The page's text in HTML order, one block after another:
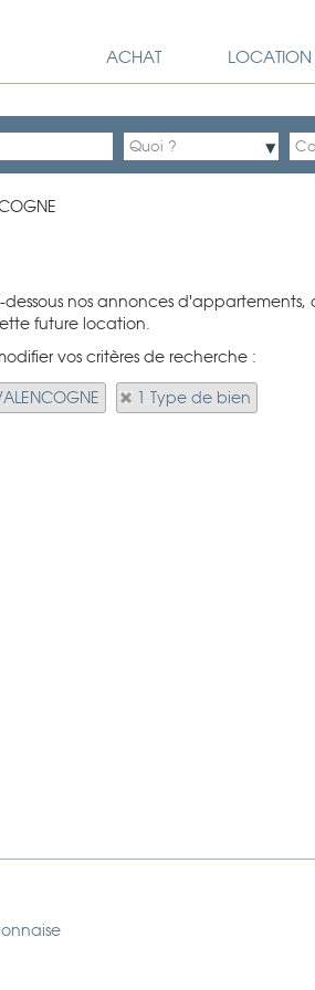
ACHAT LOCATION
nos annonces
future location.
vos critères de recherche :
1 Type de bien